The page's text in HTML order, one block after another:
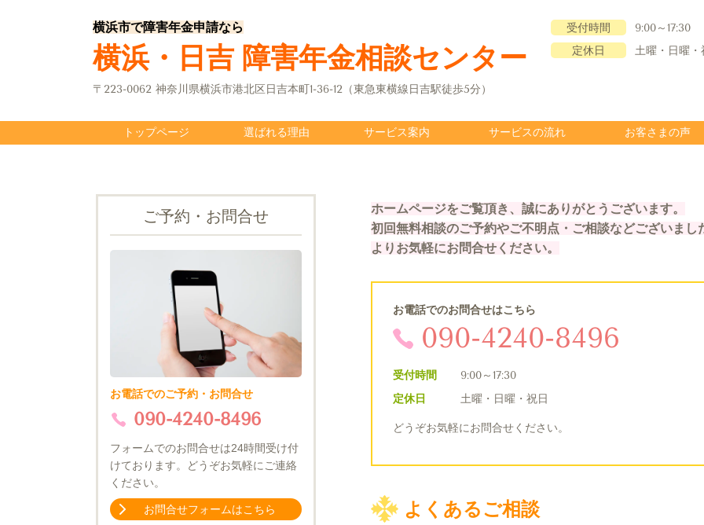
横浜市で障害年金申請なら
横浜・日吉 障害年金相談センター
〒223-0062 神奈川県横浜市港北区日吉本町1-36-12（東急東横線日吉駅徒歩5分）
受付時間
9:00～17:30
定休日
土曜・日曜・
トップページ 選ばれる理由 サービス案内 サービスの流れ お客さまの声
ホームページをご覧頂き、誠にありがとうございます。
初回無料相談のご予約やご不明点・ご相談などございま
よりお気軽にお問合せください。
お電話でのお問合せはこちら
090-4240-8496
受付時間
9:00～17:30
定休日
土曜・日曜・祝日
どうぞお気軽にお問合せください。
よくあるご相談
ご予約・お問合せ
お電話でのご予約・お問合せ
090-4240-8496
フォームでのお問合せは24時間受け付
けております。どうぞお気軽にご連絡
ください。
お問合せフォームはこちら